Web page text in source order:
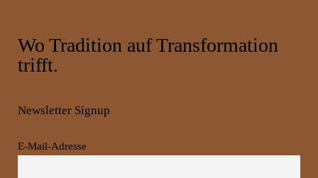
Wo Tradition auf Transformation
trifft.
Newsletter Signup
E-Mail-Adresse